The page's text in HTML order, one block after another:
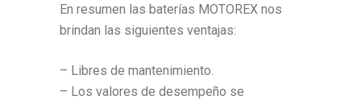
En resumen las baterías MOTOREX nos
brindan las siguientes ventajas:
– Libres de mantenimiento.
– Los valores de desempeño se